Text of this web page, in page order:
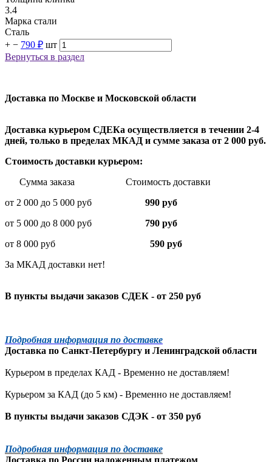
3.4
Марка стали
Сталь
+ − 790 ₽ шт
Вернуться в раздел
Доставка по Москве и Московской области
Доставка курьером СДЕКа осуществляется в течении 2-4
дней, только в пределах МКАД и сумме заказа от 2 000 руб.
Стоимость доставки курьером:
Сумма заказа Стоимость доставки
от 2 000 до 5 000 руб
990 руб
от 5 000 до 8 000 руб 790 руб
от 8 000 руб 590 руб
За МКАД доставки нет!
В пункты выдачи заказов СДЕК - от 250 руб
Подробная информация по доставке
Доставка по Санкт-Петербургу и Ленинградской области
Курьером в пределах КАД - Временно не доставляем!
Курьером за КАД (до 5 км) - Временно не доставляем!
В пункты выдачи заказов СДЭК - от 350 руб
Подробная информация по доставке
Доставка по России наложенным платежом